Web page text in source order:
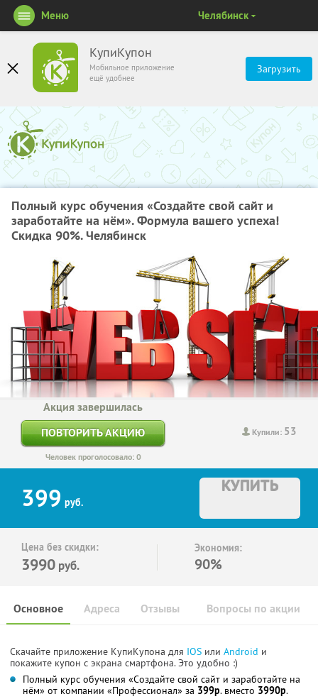
КупиКупон
Мобильное приложение
ещё удобнее
Загрузить
Меню Челябинск
Полный курс обучения «Создайте свой сайт и
заработайте на нём». Формула вашего успеха!
Скидка 90%. Челябинск
Купили: 53
Акция завершилась
ПОВТОРИТЬ АКЦИЮ
Человек проголосовало: 0
399 руб.
КУПИТЬ
Цена без скидки:
3990 руб.
Экономия:
90%
Основное Отзывы Вопросы по акции
Адреса
Скачайте приложение КупиКупона для IOS или Android и
покажите купон с экрана смартфона. Это удобно :)
Полный курс обучения «Создайте свой сайт и заработайте на
нём» от компании «Профессионал» за 399р. вместо 3990р.